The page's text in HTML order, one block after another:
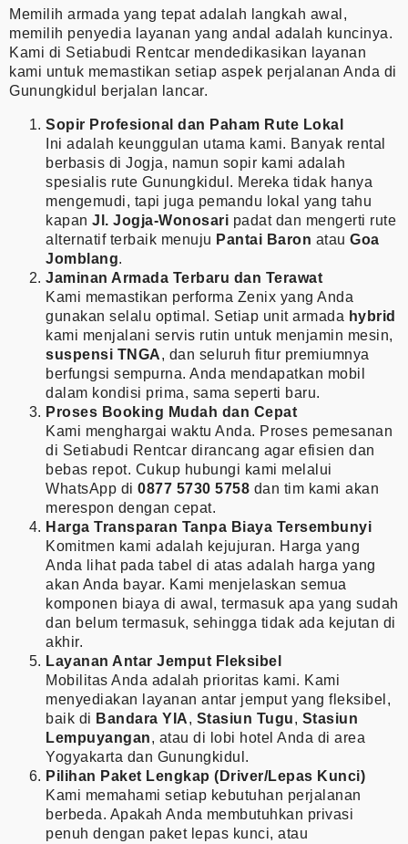
Memilih armada yang tepat adalah langkah awal,
memilih penyedia layanan yang andal adalah kuncinya.
Kami di Setiabudi Rentcar mendedikasikan layanan
kami untuk memastikan setiap aspek perjalanan Anda di
Gunungkidul berjalan lancar.
Sopir Profesional dan Paham Rute Lokal
Ini adalah keunggulan utama kami. Banyak rental
berbasis di Jogja, namun sopir kami adalah
spesialis rute Gunungkidul. Mereka tidak hanya
mengemudi, tapi juga pemandu lokal yang tahu
kapan Jl. Jogja-Wonosari padat dan mengerti rute
alternatif terbaik menuju Pantai Baron atau Goa
Jomblang.
Jaminan Armada Terbaru dan Terawat
Kami memastikan performa Zenix yang Anda
gunakan selalu optimal. Setiap unit armada hybrid
kami menjalani servis rutin untuk menjamin mesin,
suspensi TNGA, dan seluruh fitur premiumnya
berfungsi sempurna. Anda mendapatkan mobil
dalam kondisi prima, sama seperti baru.
Proses Booking Mudah dan Cepat
Kami menghargai waktu Anda. Proses pemesanan
di Setiabudi Rentcar dirancang agar efisien dan
bebas repot. Cukup hubungi kami melalui
WhatsApp di 0877 5730 5758 dan tim kami akan
merespon dengan cepat.
Harga Transparan Tanpa Biaya Tersembunyi
Komitmen kami adalah kejujuran. Harga yang
Anda lihat pada tabel di atas adalah harga yang
akan Anda bayar. Kami menjelaskan semua
komponen biaya di awal, termasuk apa yang sudah
dan belum termasuk, sehingga tidak ada kejutan di
akhir.
Layanan Antar Jemput Fleksibel
Mobilitas Anda adalah prioritas kami. Kami
menyediakan layanan antar jemput yang fleksibel,
baik di Bandara YIA, Stasiun Tugu, Stasiun
Lempuyangan, atau di lobi hotel Anda di area
Yogyakarta dan Gunungkidul.
Pilihan Paket Lengkap (Driver/Lepas Kunci)
Kami memahami setiap kebutuhan perjalanan
berbeda. Apakah Anda membutuhkan privasi
penuh dengan paket lepas kunci, atau